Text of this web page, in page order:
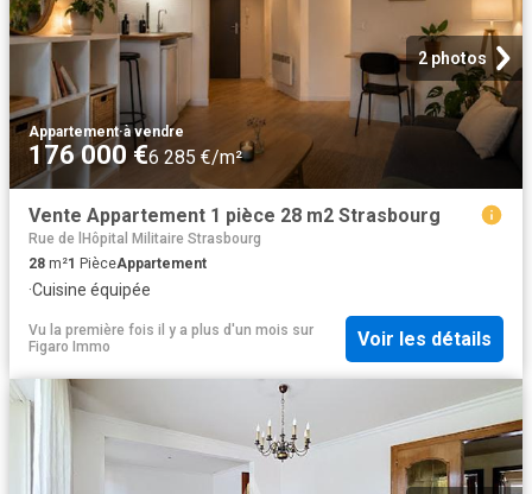
2 photos
Appartement·à vendre
176 000 €6 285 €/m²
Vente Appartement 1 pièce 28 m2 Strasbourg
Rue de lHôpital Militaire Strasbourg
28 m²1 PièceAppartement
·Cuisine équipée
Vu la première fois il y a plus d'un mois sur
Figaro Immo
Voir les détails